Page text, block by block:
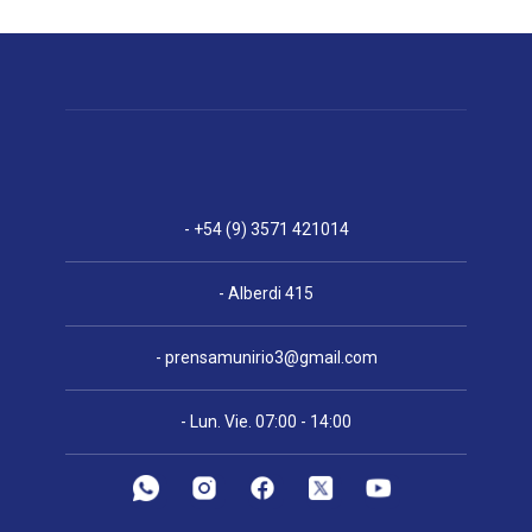
- +54 (9) 3571 421014
- Alberdi 415
- prensamunirio3@gmail.com
- Lun. Vie. 07:00 - 14:00